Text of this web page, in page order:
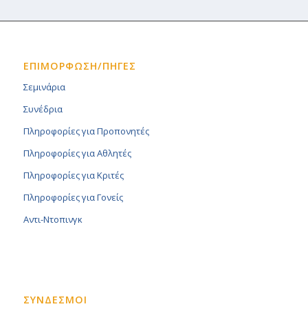
ΕΠΙΜΟΡΦΩΣΗ/ΠΗΓΕΣ
Σεμινάρια
Συνέδρια
Πληροφορίες για Προπονητές
Πληροφορίες για Αθλητές
Πληροφορίες για Κριτές
Πληροφορίες για Γονείς
Αντι-Ντοπινγκ
ΣΥΝΔΕΣΜΟΙ